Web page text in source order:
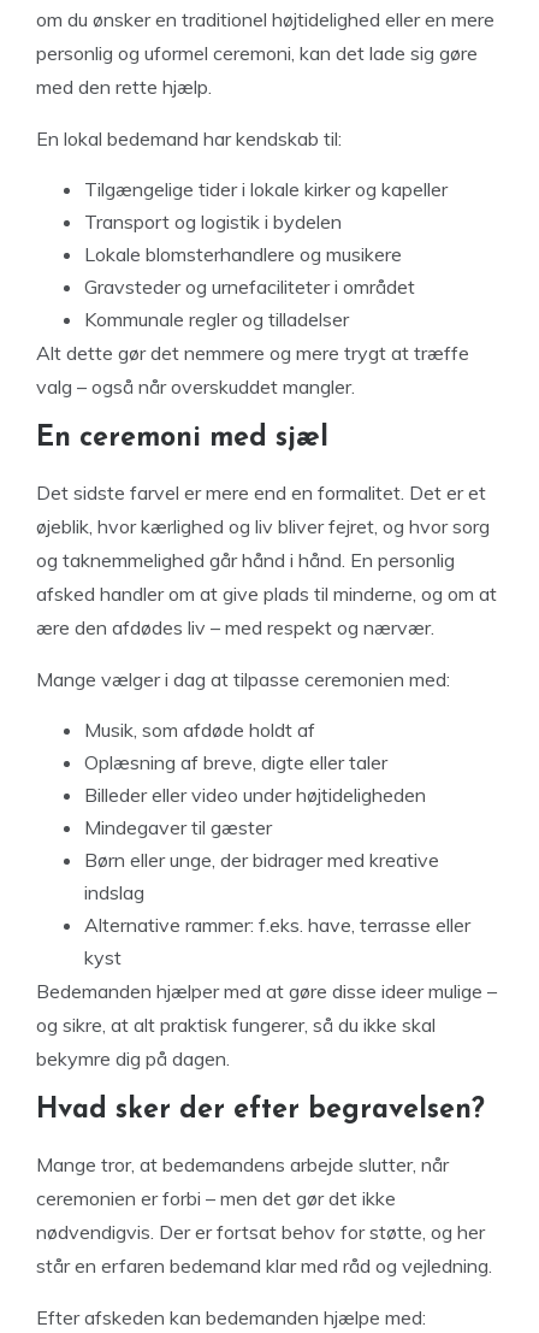
om du ønsker en traditionel højtidelighed eller en mere
personlig og uformel ceremoni, kan det lade sig gøre
med den rette hjælp.
En lokal bedemand har kendskab til:
Tilgængelige tider i lokale kirker og kapeller
Transport og logistik i bydelen
Lokale blomsterhandlere og musikere
Gravsteder og urnefaciliteter i området
Kommunale regler og tilladelser
Alt dette gør det nemmere og mere trygt at træffe
valg – også når overskuddet mangler.
En ceremoni med sjæl
Det sidste farvel er mere end en formalitet. Det er et
øjeblik, hvor kærlighed og liv bliver fejret, og hvor sorg
og taknemmelighed går hånd i hånd. En personlig
afsked handler om at give plads til minderne, og om at
ære den afdødes liv – med respekt og nærvær.
Mange vælger i dag at tilpasse ceremonien med:
Musik, som afdøde holdt af
Oplæsning af breve, digte eller taler
Billeder eller video under højtideligheden
Mindegaver til gæster
Børn eller unge, der bidrager med kreative
indslag
Alternative rammer: f.eks. have, terrasse eller
kyst
Bedemanden hjælper med at gøre disse ideer mulige –
og sikre, at alt praktisk fungerer, så du ikke skal
bekymre dig på dagen.
Hvad sker der efter begravelsen?
Mange tror, at bedemandens arbejde slutter, når
ceremonien er forbi – men det gør det ikke
nødvendigvis. Der er fortsat behov for støtte, og her
står en erfaren bedemand klar med råd og vejledning.
Efter afskeden kan bedemanden hjælpe med: